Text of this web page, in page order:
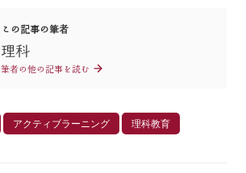
この記事の筆者
理科
筆者の他の記事を読む
アクティブラーニング 理科教育